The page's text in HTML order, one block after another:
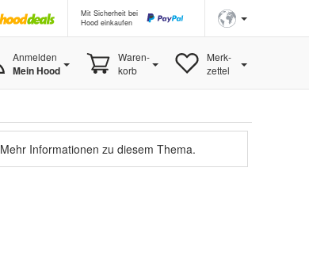
Mit Sicherheit bei
Hood einkaufen
Anmelden
Mein Hood
Waren-
korb
Merk-
zettel
Mehr Informationen zu diesem Thema.